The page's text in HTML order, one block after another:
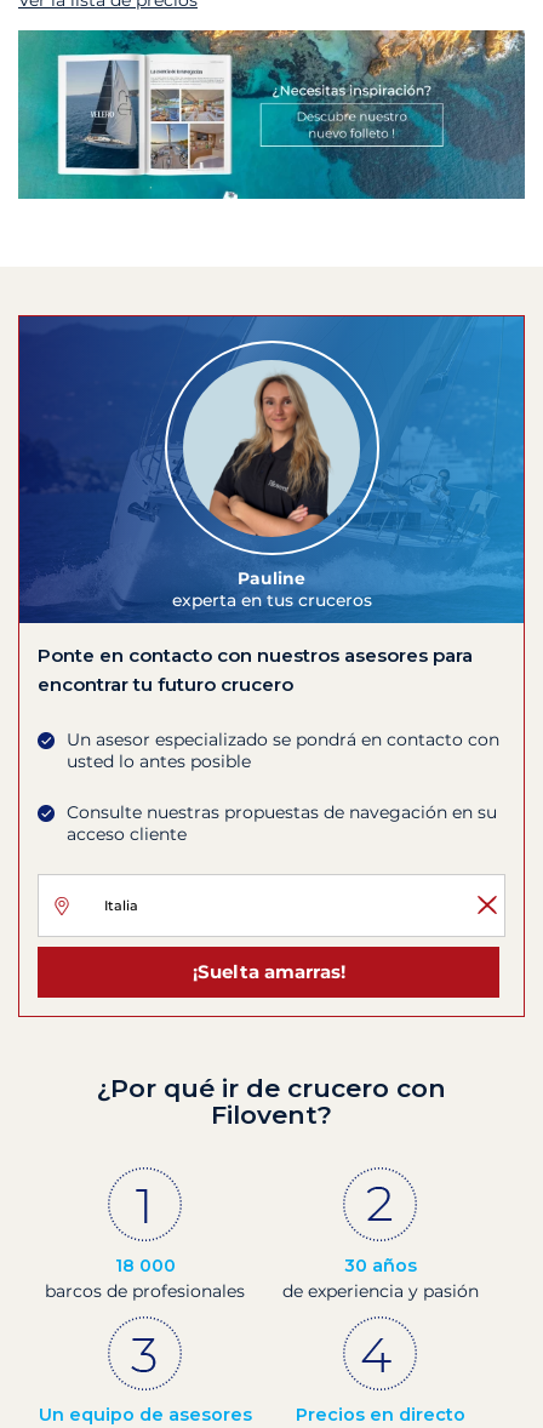
Pauline
experta en tus cruceros
Ponte en contacto con nuestros asesores para
encontrar tu futuro crucero
Un asesor especializado se pondrá en contacto con
usted lo antes posible
Consulte nuestras propuestas de navegación en su
acceso cliente
¡Suelta amarras!
¿Por qué ir de crucero con
Filovent?
18 000
barcos de profesionales
30 años
de experiencia y pasión
Un equipo de asesores
Precios en directo